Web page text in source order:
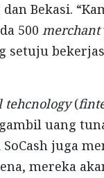
Bekasi.
500 merchant
setuju
tehcnology(
uang
juga
mereka